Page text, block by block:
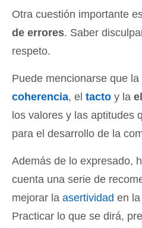
Otra cuestión importante
de errores. Saber
respeto.
Puede mencionarse que la
coherencia, el tacto y la
los valores y las aptitudes
para el desarrollo de la
Además de lo expresado,
cuenta una serie de
mejorar la asertividad en
Practicar lo que se dirá,